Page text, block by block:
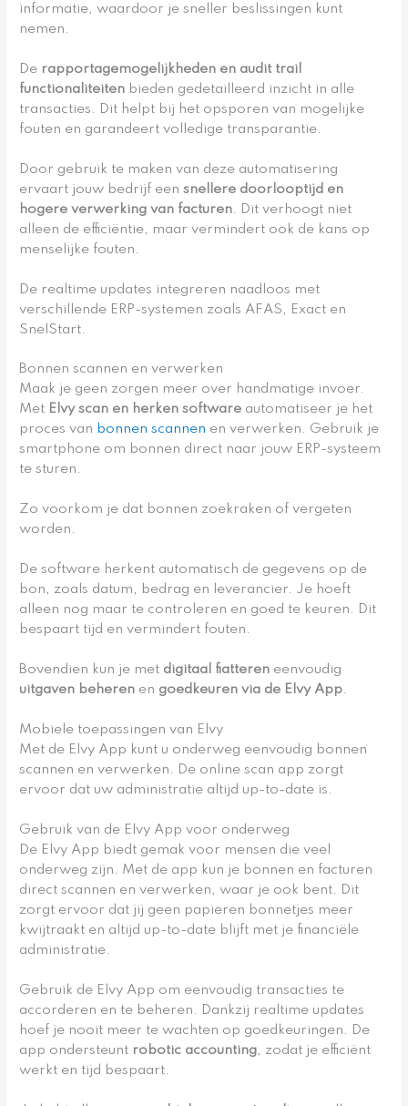
informatie, waardoor je sneller beslissingen kunt
nemen.
De rapportagemogelijkheden en audit trail
functionaliteiten bieden gedetailleerd inzicht in alle
transacties. Dit helpt bij het opsporen van mogelijke
fouten en garandeert volledige transparantie.
Door gebruik te maken van deze automatisering
ervaart jouw bedrijf eensnellere doorlooptijd en
hogere verwerking van facturen. Dit verhoogt niet
alleen de efficiëntie, maar vermindert ook de kans op
menselijke fouten.
De realtime updates integreren naadloos met
verschillende ERP-systemen zoals AFAS, Exact en
SnelStart.
Bonnen scannen en verwerken
Maak je geen zorgen meer over handmatige invoer.
Met Elvy scan en herken software automatiseer je het
proces van bonnen scannen en verwerken. Gebruik je
smartphone om bonnen direct naar jouw ERP-systeem
te sturen.
Zo voorkom je dat bonnen zoekraken of vergeten
worden.
De software herkent automatisch de gegevens op de
bon, zoals datum, bedrag en leverancier. Je hoeft
alleen nog maar te controleren en goed te keuren. Dit
bespaart tijd en vermindert fouten.
Bovendien kun je met digitaal fiatteren eenvoudig
uitgaven beheren en goedkeuren via de Elvy App.
Mobiele toepassingen van Elvy
Met de Elvy App kunt u onderweg eenvoudig bonnen
scannen en verwerken. De online scan app zorgt
ervoor dat uw administratie altijd up-to-date is.
Gebruik van de Elvy App voor onderweg
De Elvy App biedt gemak voor mensen die veel
onderweg zijn. Met de app kun je bonnen en facturen
direct scannen en verwerken, waar je ook bent. Dit
zorgt ervoor dat jij geen papieren bonnetjes meer
kwijtraakt en altijd up-to-date blijft met je financiële
administratie.
Gebruik de Elvy App om eenvoudig transacties te
accorderen en te beheren. Dankzij realtime updates
hoef je nooit meer te wachten op goedkeuringen. De
app ondersteunt robotic accounting, zodat je efficiënt
werkt en tijd bespaart.